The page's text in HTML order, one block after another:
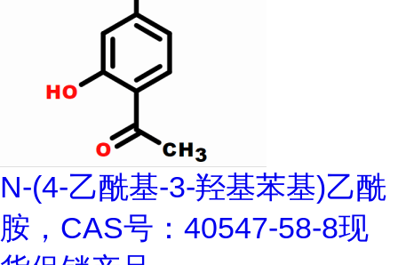
N-(4-乙酰基-3-羟基苯基)乙酰
胺，CAS号：40547-58-8现